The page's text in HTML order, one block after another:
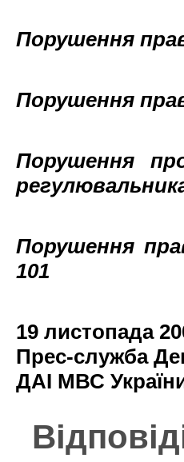
Порушення
Порушення
Порушення
Порушення
101
19 листопада
Прес-служба
ДАІ МВС